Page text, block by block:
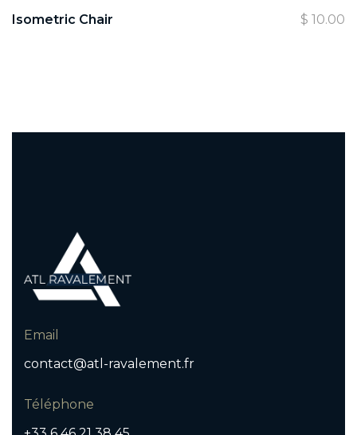
Isometric Chair $ 10.00
Email
contact@atl-ravalement.fr
Téléphone